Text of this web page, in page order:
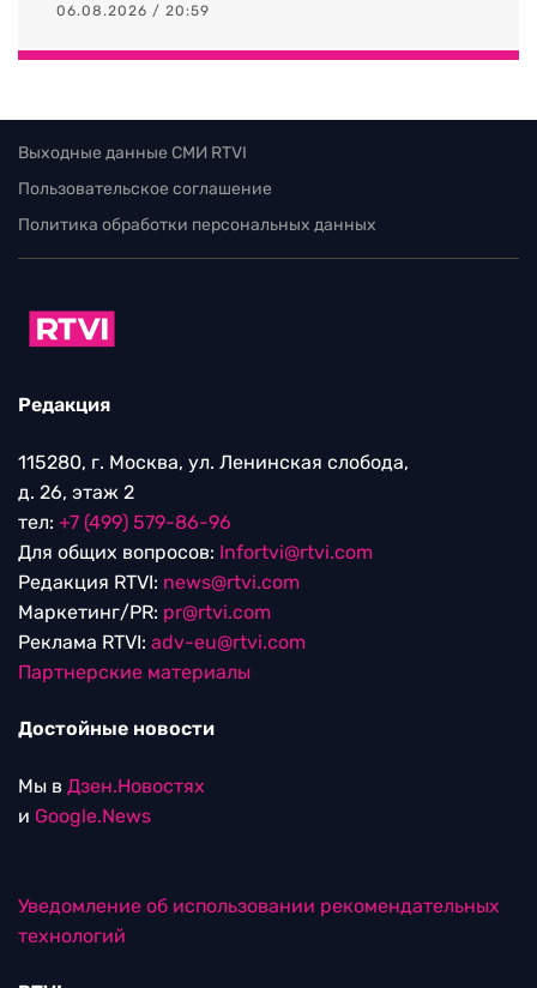
06.08.2026 / 20:59
Выходные данные СМИ RTVI
Пользовательское соглашение
Политика обработки персональных данных
Редакция
115280, г. Москва, ул. Ленинская слобода,
д. 26, этаж 2
тел: +7 (499) 579-86-96
Для общих вопросов: Infortvi@rtvi.com
Редакция RTVI: news@rtvi.com
Маркетинг/PR: pr@rtvi.com
Реклама RTVI: adv-eu@rtvi.com
Партнерские материалы
Достойные новости
Мы в Дзен.Новостях
и Google.News
Уведомление об использовании рекомендательных
технологий